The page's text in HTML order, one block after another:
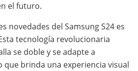
el futuro.
novedades del Samsung S24 es
tecnología revolucionaria
se doble y se adapte a
que brinda una experiencia visual